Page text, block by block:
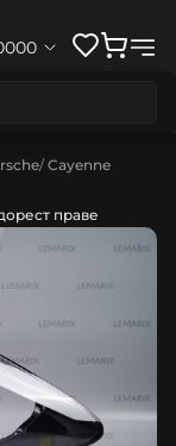
Cayenne
праве